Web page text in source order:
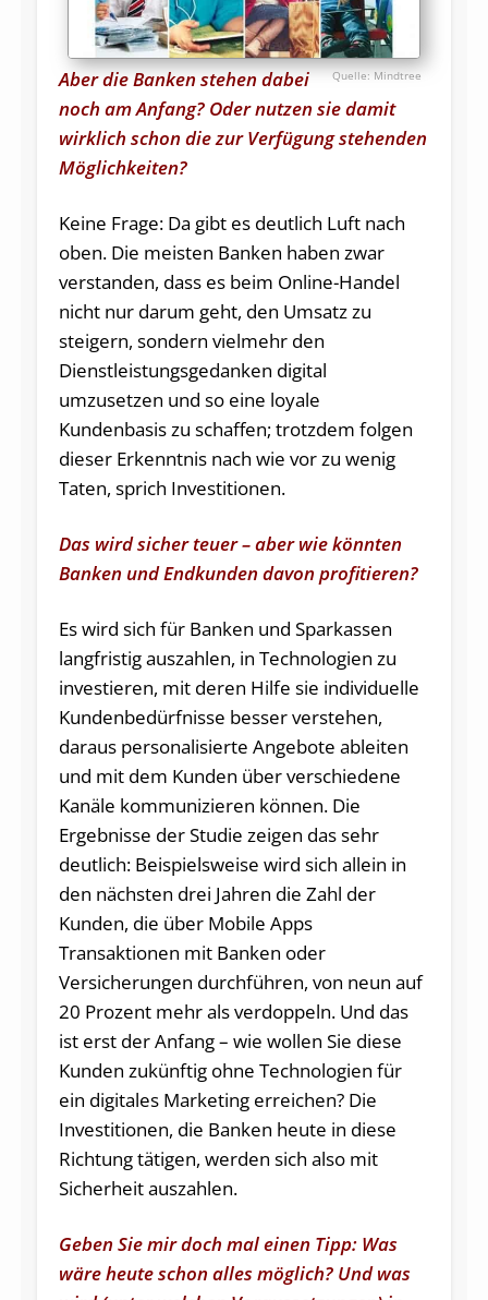
Mindtree
Aber die Banken stehen dabei
noch am Anfang? Oder nutzen sie damit
wirklich schon die zur Verfügung stehenden
Möglichkeiten?
Keine Frage: Da gibt es deutlich Luft nach
oben. Die meisten Banken haben zwar
verstanden, dass es beim Online-Handel
nicht nur darum geht, den Umsatz zu
steigern, sondern vielmehr den
Dienstleistungsgedanken digital
umzusetzen und so eine loyale
Kundenbasis zu schaffen; trotzdem folgen
dieser Erkenntnis nach wie vor zu wenig
Taten, sprich Investitionen.
Das wird sicher teuer – aber wie könnten
Banken und Endkunden davon profitieren?
Es wird sich für Banken und Sparkassen
langfristig auszahlen, in Technologien zu
investieren, mit deren Hilfe sie individuelle
Kundenbedürfnisse besser verstehen,
daraus personalisierte Angebote ableiten
und mit dem Kunden über verschiedene
Kanäle kommunizieren können. Die
Ergebnisse der Studie zeigen das sehr
deutlich: Beispielsweise wird sich allein in
den nächsten drei Jahren die Zahl der
Kunden, die über Mobile Apps
Transaktionen mit Banken oder
Versicherungen durchführen, von neun auf
20 Prozent mehr als verdoppeln. Und das
ist erst der Anfang – wie wollen Sie diese
Kunden zukünftig ohne Technologien für
ein digitales Marketing erreichen? Die
Investitionen, die Banken heute in diese
Richtung tätigen, werden sich also mit
Sicherheit auszahlen.
Geben Sie mir doch mal einen Tipp: Was
wäre heute schon alles möglich? Und was